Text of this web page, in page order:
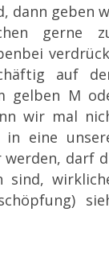
dann geben
gerne
auf
gelben M
wir mal
eine
darf
sind,